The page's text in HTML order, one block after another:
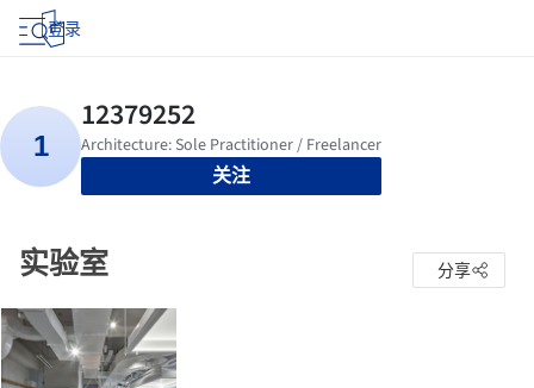
登录
关注
实验室 分享